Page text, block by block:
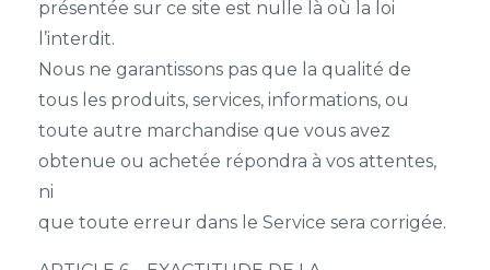
présentée sur ce site est nulle là où la loi
l’interdit.
Nous ne garantissons pas que la qualité de
tous les produits, services, informations, ou
toute autre marchandise que vous avez
obtenue ou achetée répondra à vos attentes,
ni
que toute erreur dans le Service sera corrigée.